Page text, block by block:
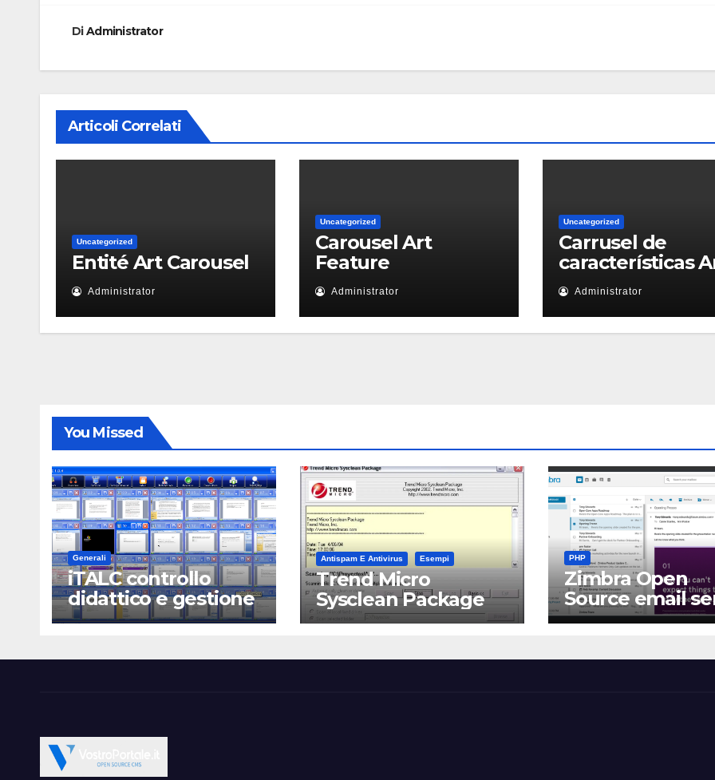
DiAdministrator
Articoli Correlati
Uncategorized
Entité Art Carousel
Administrator
Uncategorized
Carousel Art
Feature
Administrator
Uncategorized
Carrusel de
características
Administrator
You Missed
Generali
iTALC controllo
didattico e gestione
LAN scolastica
Antispam E Antivirus Esempi
Trend Micro
Sysclean Package
PHP
Zimbra Open
Source email
software